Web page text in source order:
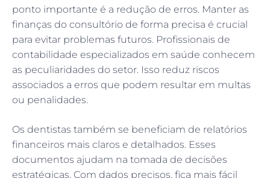
ponto importante é a redução de erros. Manter as
finanças do consultório de forma precisa é crucial
para evitar problemas futuros. Profissionais de
contabilidade especializados em saúde conhecem
as peculiaridades do setor. Isso reduz riscos
associados a erros que podem resultar em multas
ou penalidades.
Os dentistas também se beneficiam de relatórios
financeiros mais claros e detalhados. Esses
documentos ajudam na tomada de decisões
estratégicas. Com dados precisos, fica mais fácil